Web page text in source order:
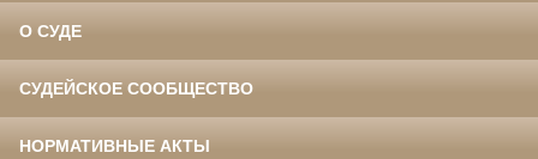
О СУДЕ
СУДЕЙСКОЕ СООБЩЕСТВО
НОРМАТИВНЫЕ АКТЫ